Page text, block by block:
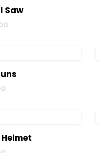
Saw
Añadir al carrito